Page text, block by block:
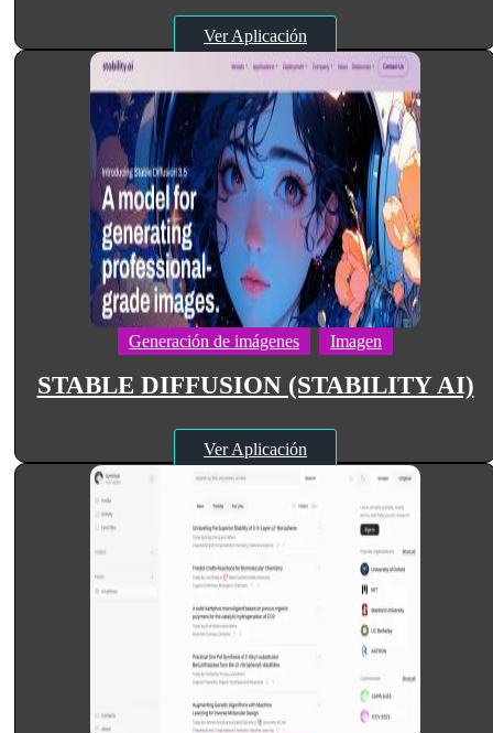
Ver Aplicación
Generación de imágenes Imagen
STABLE DIFFUSION (STABILITY AI)
Ver Aplicación